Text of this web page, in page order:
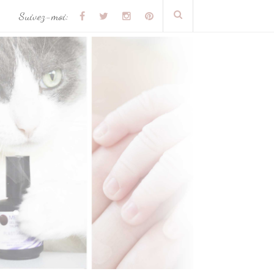
Suivez-moi: